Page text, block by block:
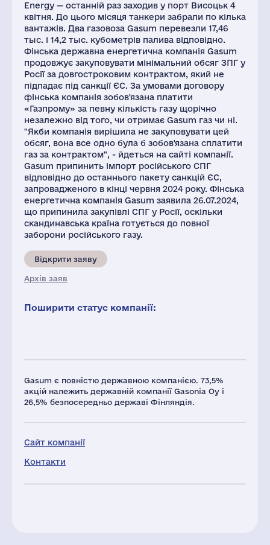
Gasum є повністю державною компанією. 73,5%
акцій належить державній компанії Gasonia Oy і
26,5% безпосередньо державі Фінляндія.
Сайт компанії
Контакти
Energy — останній раз заходив у порт Висоцьк 4
квітня. До цього місяця танкери забрали по кілька
вантажів. Два газовоза Gasum перевезли 17,46
тыс. і 14,2 тыс. кубометрів палива відповідно.
Фінська державна енергетична компанія Gasum
продовжує закуповувати мінімальний обсяг ЗПГ у
Росії за довгостроковим контрактом, який не
підпадає під санкції ЄС. За умовами договору
фінська компанія зобов'язана платити
«Газпрому» за певну кількість газу щорічно
незалежно від того, чи отримає Gasum газ чи ні.
"Якби компанія вирішила не закуповувати цей
обсяг, вона все одно була б зобов'язана сплатити
газ за контрактом", - йдеться на сайті компанії.
Gasum припинить імпорт російського СПГ
відповідно до останнього пакету санкцій ЄС,
запровадженого в кінці червня 2024 року. Фінська
енергетична компанія Gasum заявила 26.07.2024,
що припинила закупівлі СПГ у Росії, оскільки
скандинавська країна готується до повної
заборони російського газу.
Відкрити заяву
Архів заяв
Поширити статус компанії: